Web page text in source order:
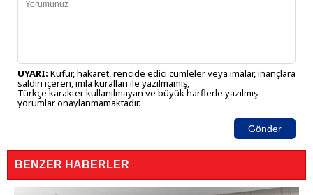
UYARI: Küfür, hakaret, rencide edici cümleler veya imalar, inançlara
saldırı içeren, imla kuralları ile yazılmamış,
Türkçe karakter kullanılmayan ve büyük harflerle yazılmış
yorumlar onaylanmamaktadır.
Gönder
BENZER HABERLER